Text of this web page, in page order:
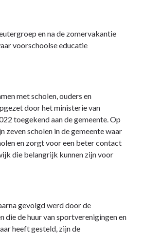
en na de zomervakantie
voorschoolse educatie
met scholen, ouders en
door het ministerie van
toegekend aan de gemeente. Op
scholen in de gemeente waar
en zorgt voor een beter contact
die belangrijk kunnen zijn voor
gevolgd werd door de
die de huur van sportverenigingen en
heeft gesteld, zijn de